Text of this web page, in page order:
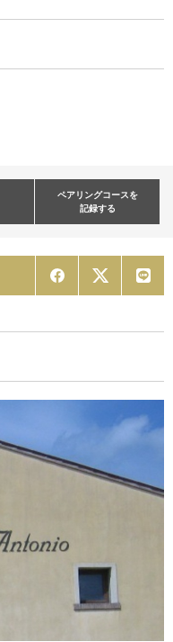
ペアリングコースを
記録する